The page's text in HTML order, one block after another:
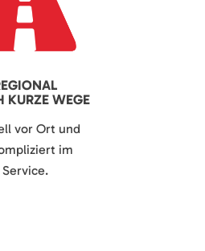
KURZE WEGE
vor Ort und
im
Service.